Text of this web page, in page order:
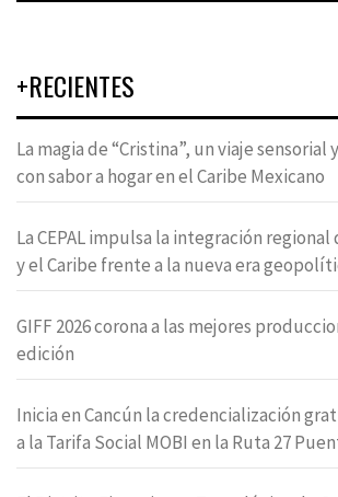
+RECIENTES
La magia de “Cristina”, un viaje sensorial
con sabor a hogar en el Caribe Mexicano
La CEPAL impulsa la integración regional
y el Caribe frente a la nueva era
GIFF 2026 corona a las mejores
edición
Inicia en Cancún la credencialización
a la Tarifa Social MOBI en la Ruta 27